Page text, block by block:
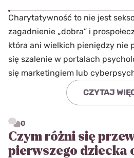
Charytatywność to nie jest
zagadnienie „dobra” i
która ani wielkich pieniędzy nie
się szalenie w portalach
się marketingiem lub
CZYTAJ
0
Czym różni się
pierwszego dziecka